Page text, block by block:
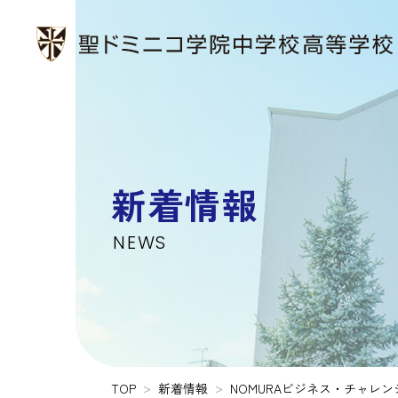
新着情報
NEWS
TOP 新着情報 NOMURAビジネス・チャレン